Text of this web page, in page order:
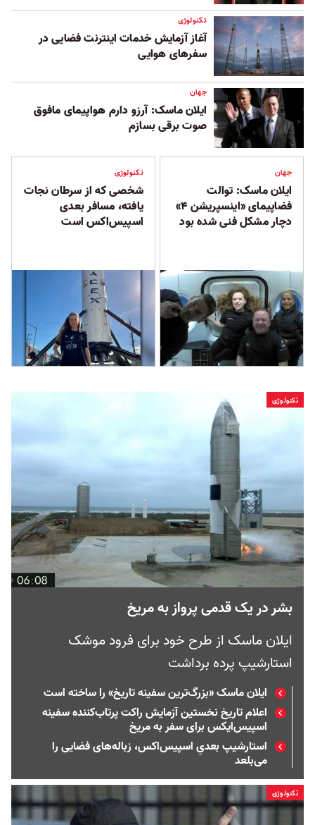
تکنولوژی
آغاز آزمایش خدمات اینترنت فضایی در
سفرهای هوایی
جهان
ایلان ماسک: آرزو دارم هواپیمای مافوق
صوت برقی بسازم
جهان
ایلان ماسک: توالت
فضاپیمای «اینسپریشن ۴»
دچار مشکل فنی شده بود
تکنولوژی
شخصی که از سرطان نجات
یافته، مسافر بعدی
اسپیس‌اکس است
تکنولوژی
بشر در یک قدمی پرواز به مریخ
ایلان ماسک از طرح خود برای فرود موشک
استارشیپ پرده برداشت
ایلان ماسک «بزرگ‌ترین سفینه تاریخ» را ساخته است
اعلام تاریخ نخستین آزمایش راکت پرتاب‌کننده سفینه
اسپیس‌ایکس برای سفر به مریخ
استارشیپ بعدیِ اسپیس‌اکس، زباله‌های فضایی را
می‌بلعد
تکنولوژی